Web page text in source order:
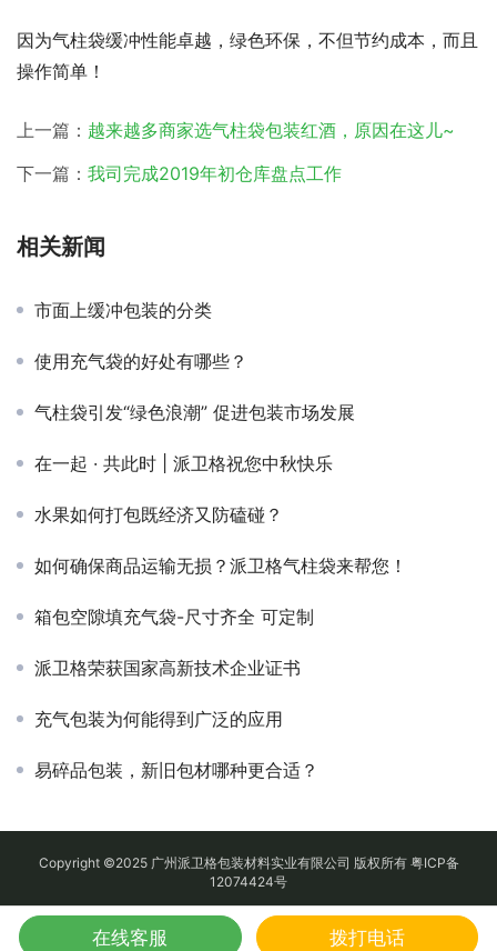
因为气柱袋缓冲性能卓越，绿色环保，不但节约成本，而且
操作简单！
上一篇： 越来越多商家选气柱袋包装红酒，原因在这儿~
下一篇： 我司完成2019年初仓库盘点工作
相关新闻
市面上缓冲包装的分类
使用充气袋的好处有哪些？
气柱袋引发“绿色浪潮” 促进包装市场发展
在一起 · 共此时 | 派卫格祝您中秋快乐
水果如何打包既经济又防磕碰？
如何确保商品运输无损？派卫格气柱袋来帮您！
箱包空隙填充气袋-尺寸齐全 可定制
派卫格荣获国家高新技术企业证书
充气包装为何能得到广泛的应用
易碎品包装，新旧包材哪种更合适？
Copyright ©2025 广州派卫格包装材料实业有限公司 版权所有 粤ICP备
12074424号
在线客服 拨打电话